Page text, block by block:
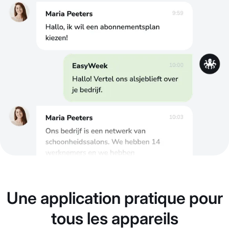
Une application pratique pour
tous les appareils